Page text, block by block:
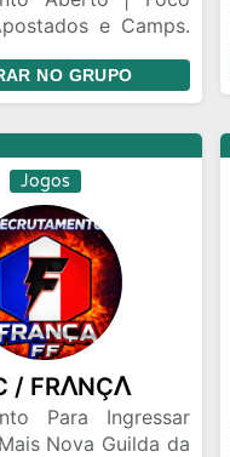
e Camps.
Visão de Jogo. 🔹
toxicidade. Aqui só
📍 Rumo ao
APW!
NO GRUPO
Jogos
/ FRꓥNÇꓥ
Para Ingressar
Nova Guilda da